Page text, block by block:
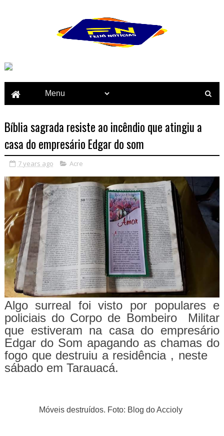
Bíblia sagrada resiste ao incêndio que atingiu a
casa do empresário Edgar do som
7 years ago Acre
Algo surreal foi visto por populares e
policiais do Corpo de Bombeiro Militar
que estiveram na casa do empresário
Edgar do Som apagando as chamas do
fogo que destruiu a residência , neste
sábado em Tarauacá.
Móveis destruídos. Foto: Blog do Accioly